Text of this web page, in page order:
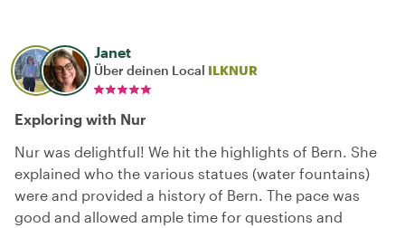
Janet
Über deinen Local ILKNUR
Exploring with Nur
Nur was delightful! We hit the highlights of Bern. She
explained who the various statues (water fountains)
were and provided a history of Bern. The pace was
good and allowed ample time for questions and